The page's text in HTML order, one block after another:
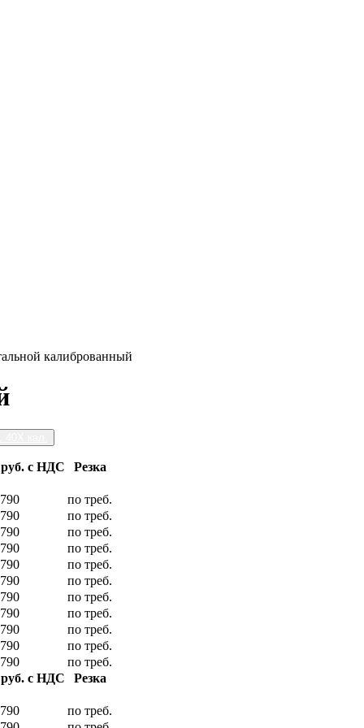
калиброванный
с НДС
Резка
по треб.
по треб.
по треб.
по треб.
по треб.
по треб.
по треб.
по треб.
по треб.
по треб.
по треб.
с НДС
Резка
по треб.